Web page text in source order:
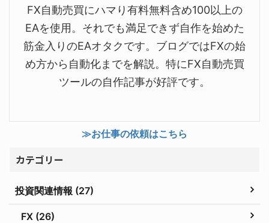
FX自動売買にハマり有料無料含め100以上の
EAを使用。それでも満足できず自作を始めた
筋金入りのEAオタクです。ブログではFXの始
め方から自動化までを解説。特にFX自動売買
ツールの自作記事が好評です。
≫お仕事の依頼はこちら
カテゴリー
投資関連情報 (27)
FX (26)